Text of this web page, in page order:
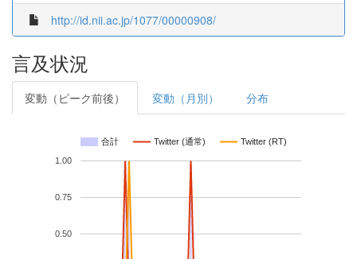
http://id.nii.ac.jp/1077/00000908/
言及状況
変動（ピーク前後） 変動（月別） 分布
合計 Twitter (通常) Twitter (RT)
0.50
0.75
1.00